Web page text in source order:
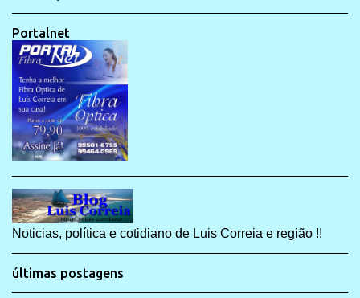
Portalnet
Noticias, política e cotidiano de Luis Correia e região !!
últimas postagens